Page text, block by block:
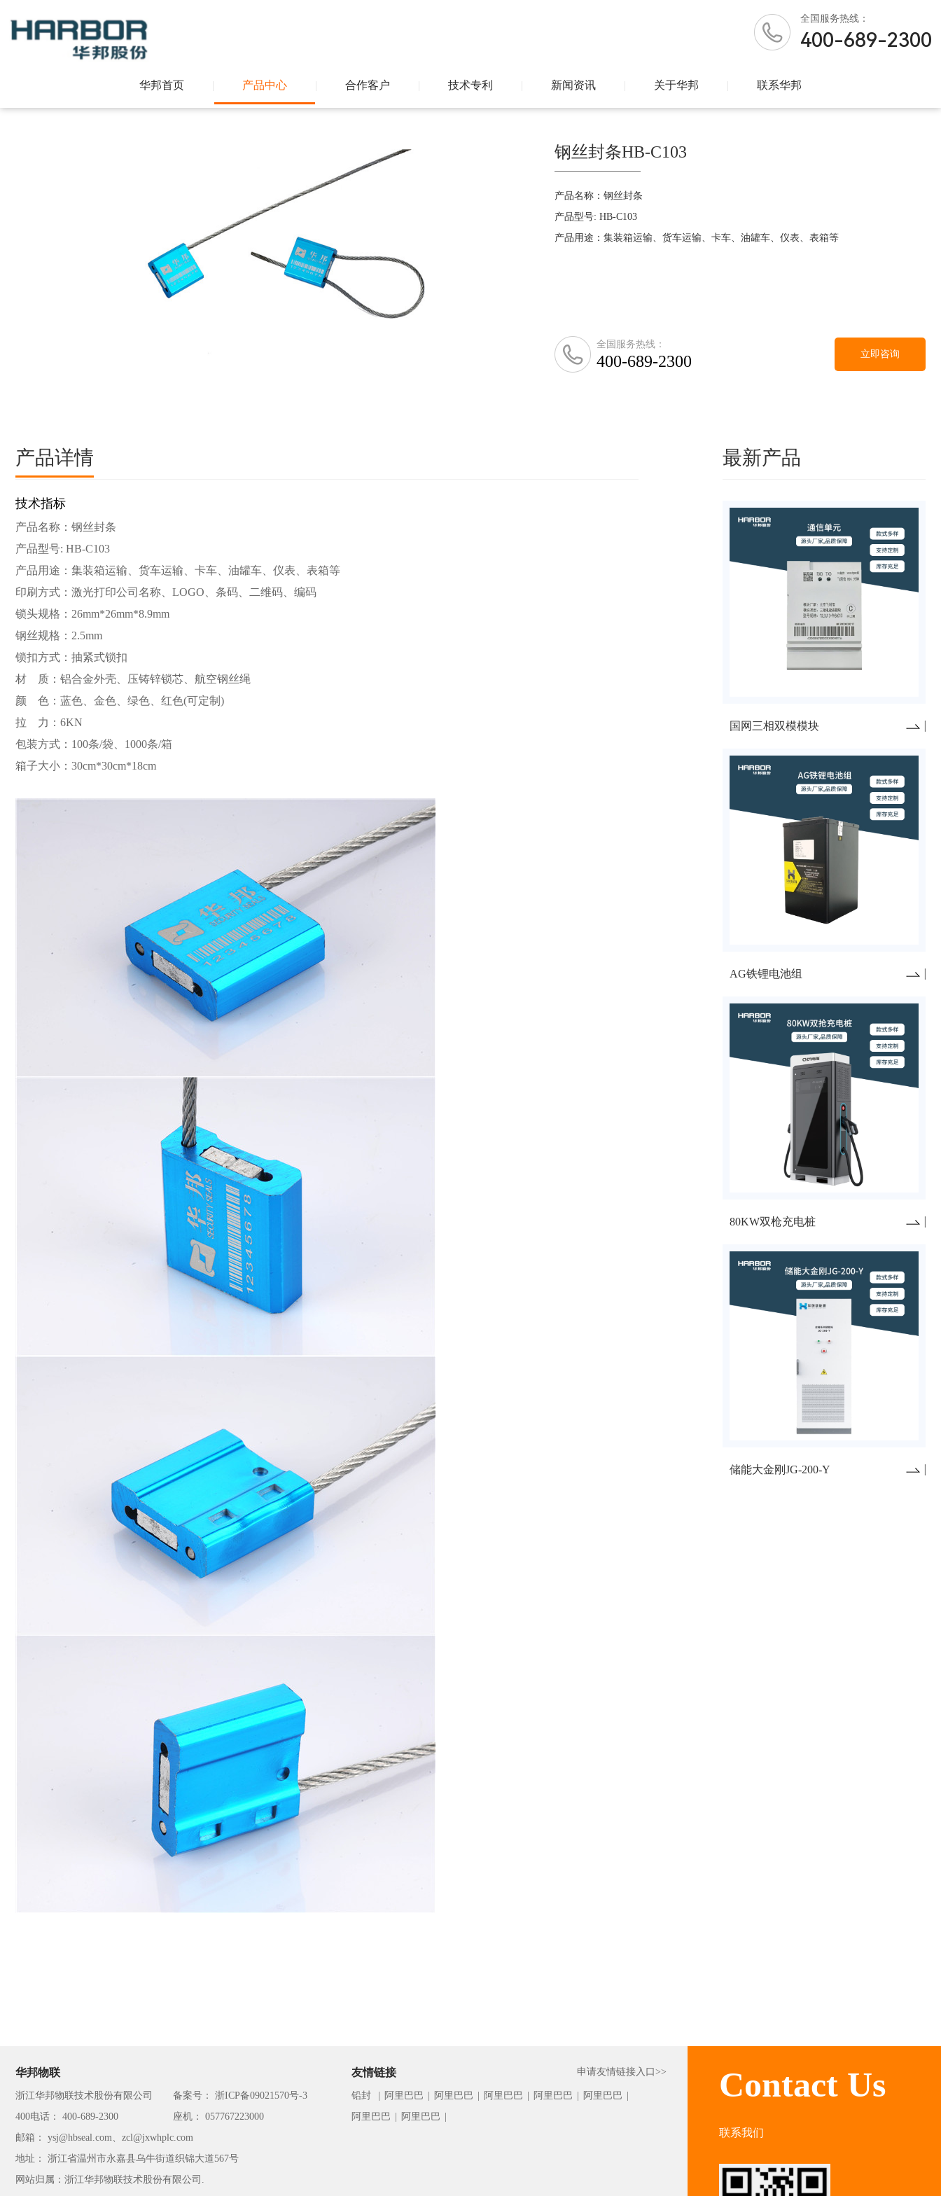
全国 服务热线：
400-689-2300
华邦首页 | 产品中心 | 合作客户 | 技术专利 | 新闻资讯 | 关于华邦 | 联系华邦
钢丝封条HB-C103
产品名称：钢丝封条
产品型号: HB-C103
产品用途：集装箱运输、货车运输、卡车、油罐车、仪表、表箱等
全国服务热线：
400-689-2300 立即咨询
产品详情
技术指标
产品名称：钢丝封条
产品型号: HB-C103
产品用途：集装箱运输、货车运输、卡车、油罐车、仪表、表箱等
印刷方式：激光打印公司名称、LOGO、条码、二维码、编码
锁头规格：26mm*26mm*8.9mm
钢丝规格：2.5mm
锁扣方式：抽紧式锁扣
材 质：铝合金外壳、压铸锌锁芯、航空钢丝绳
颜 色：蓝色、金色、绿色、红色(可定制)
拉 力：6KN
包装方式：100条/袋、1000条/箱
箱子大小：30cm*30cm*18cm
最新产品
国网三相双模模块
AG铁锂电池组
80KW双枪充电桩
储能大金刚JG-200-Y
Contact Us
联系我们
华邦物联
浙江华邦物联技术股份有限公司
备案号： 浙ICP备09021570号-3
400电话： 400-689-2300
座机： 057767223000
邮箱： ysj@hbseal.com、zcl@jxwhplc.com
地址： 浙江省温州市永嘉县乌牛街道织锦大道567号
网站归属：浙江华邦物联技术股份有限公司.
申请友情链接入口>>
友情链接
铅封 阿里巴巴 阿里巴巴 阿里巴巴 阿里巴巴 阿里巴巴
阿里巴巴
阿里巴巴